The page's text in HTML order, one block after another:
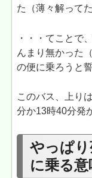
た（薄々解って
・・・てことで
んまり無かった
の便に乗ろうと誓
このバス、上り
分か13時40分発
やっぱ
に乗る